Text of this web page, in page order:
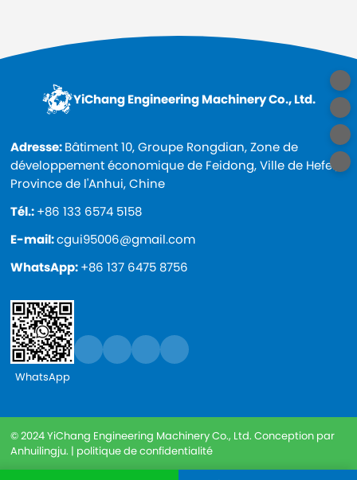
YiChang Engineering Machinery Co., Ltd.
Adresse:Bâtiment 10, Groupe Rongdian, Zone de
développement économique de Feidong, Ville de Hefei,
Province de l'Anhui, Chine
Tél.:+86 133 6574 5158
E-mail:cgui95006@gmail.com
WhatsApp:+86 137 6475 8756
WhatsApp
© 2024 YiChang Engineering Machinery Co., Ltd. Conception par
Anhuilingju. | politique de confidentialité